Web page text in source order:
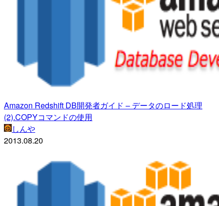
Amazon Redshift DB開発者ガイド – データのロード処理
(2).COPYコマンドの使用
しんや
2013.08.20